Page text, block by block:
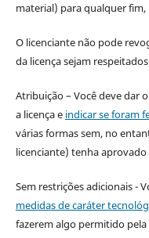
material) para qualquer
O licenciante não pode
da licença sejam
Atribuição – Você deve dar o
a licença e indicar se foram
várias formas sem, no
licenciante) tenha
Sem restrições adicionais -
medidas de caráter
fazerem algo permitido pela